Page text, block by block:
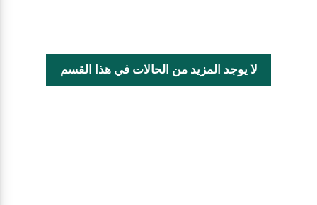
لا يوجد المزيد من الحالات في هذا القسم